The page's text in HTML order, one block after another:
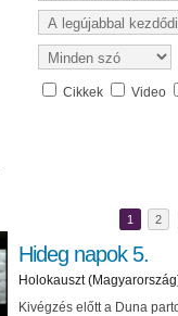
Cikkek Video
1 2
Hideg napok 5.
Holokauszt
Kivégzés előtt a Duna